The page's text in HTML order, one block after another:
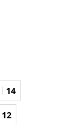
14
12